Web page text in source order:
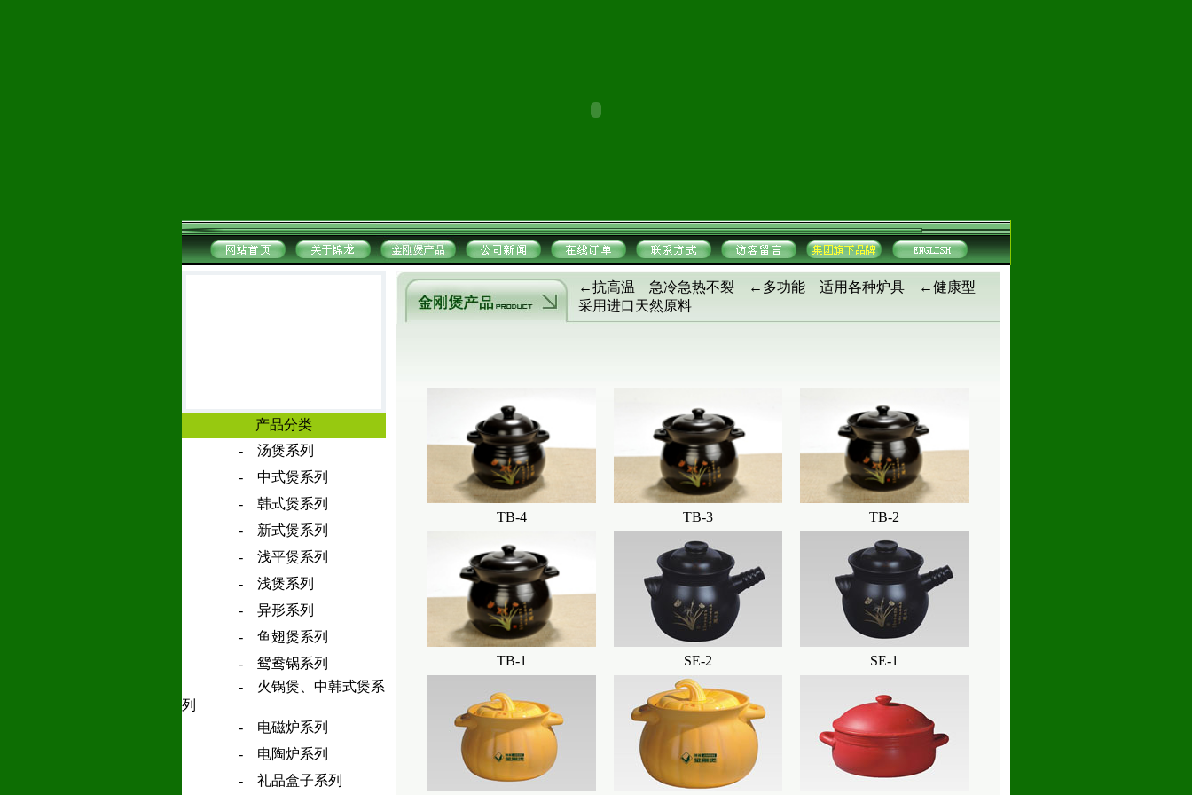
产品分类
- 汤煲系列
- 中式煲系列
- 韩式煲系列
- 新式煲系列
- 浅平煲系列
- 浅煲系列
- 异形系列
- 鱼翅煲系列
- 鸳鸯锅系列
- 火锅煲、中韩式煲系
列
- 电磁炉系列
- 电陶炉系列
- 礼品盒子系列
←抗高温 急冷急热不裂 ←多功能 适用各种炉具 ←健康型
采用进口天然原料
TB-4 TB-3 TB-2
TB-1 SE-2 SE-1